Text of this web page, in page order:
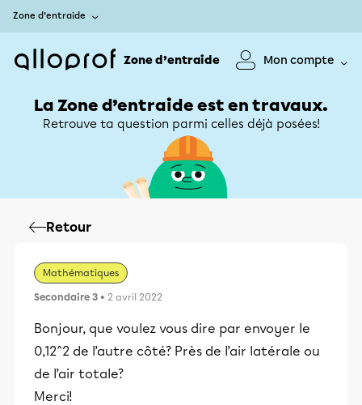
Zone d’entraide
Zone d’entraide Mon compte
La Zone d’entraide est en travaux.
Retrouve ta question parmi celles déjà posées!
Retour
Mathématiques
Secondaire 3 • 2 avril 2022
Bonjour, que voulez vous dire par envoyer le
0,12^2 de l’autre côté? Près de l’air latérale ou
de l’air totale?
Merci!